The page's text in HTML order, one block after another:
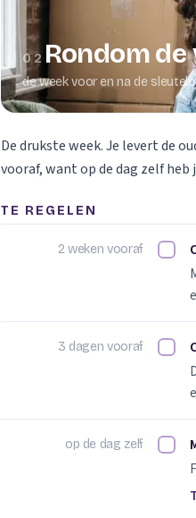
02 Rondom
de week voor en na de
De drukste week. Je levert de
vooraf, want op de dag zelf heb
TE REGELEN
2 weken vooraf
3 dagen vooraf
op de dag zelf